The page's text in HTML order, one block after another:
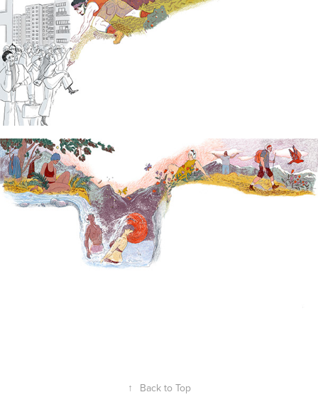
↑ Back to Top